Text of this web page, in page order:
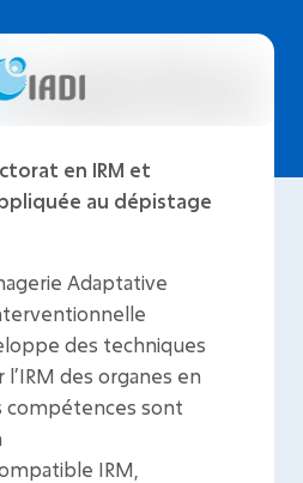
en IRM et
au dépistage
Adaptative
des techniques
des organes en
compétences sont
IRM,